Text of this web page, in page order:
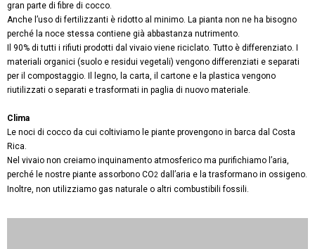
gran parte di fibre di cocco.
Anche l’uso di fertilizzanti è ridotto al minimo. La pianta non ne ha bisogno
perché la noce stessa contiene già abbastanza nutrimento.
Il 90% di tutti i rifiuti prodotti dal vivaio viene riciclato. Tutto è differenziato. I
materiali organici (suolo e residui vegetali) vengono differenziati e separati
per il compostaggio. Il legno, la carta, il cartone e la plastica vengono
riutilizzati o separati e trasformati in paglia di nuovo materiale.
Clima
Le noci di cocco da cui coltiviamo le piante provengono in barca dal Costa
Rica.
Nel vivaio non creiamo inquinamento atmosferico ma purifichiamo l’aria,
perché le nostre piante assorbono CO2 dall’aria e la trasformano in ossigeno.
Inoltre, non utilizziamo gas naturale o altri combustibili fossili.